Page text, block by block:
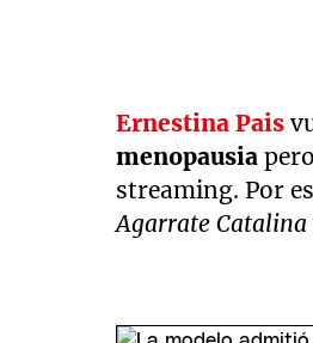
Ernestina Pais
menopausia
streaming. Por
Agarrate Catalina